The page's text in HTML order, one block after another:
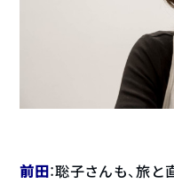
前田：聡子さんも、旅